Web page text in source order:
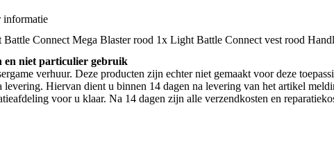
informatie
Connect Mega Blaster rood 1x Light Battle Connect vest rood
en niet particulier gebruik
verhuur. Deze producten zijn echter niet gemaakt voor deze
Hiervan dient u binnen 14 dagen na levering van het artikel
voor u klaar. Na 14 dagen zijn alle verzendkosten en